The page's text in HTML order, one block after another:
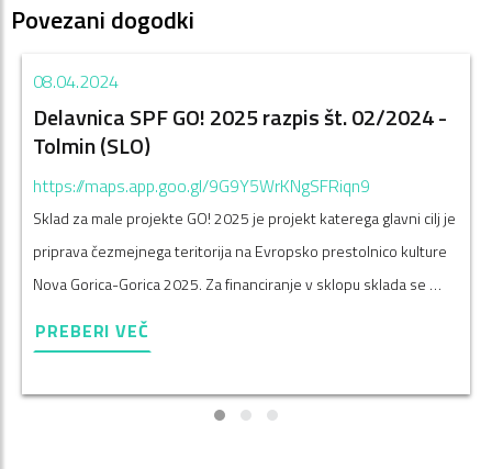
Povezani dogodki
08.04.2024
Delavnica SPF GO! 2025 razpis št. 02/2024 -
Tolmin (SLO)
https://maps.app.goo.gl/9G9Y5WrKNgSFRiqn9
Sklad za male projekte GO! 2025 je projekt katerega glavni cilj je
priprava čezmejnega teritorija na Evropsko prestolnico kulture
Nova Gorica-Gorica 2025. Za financiranje v sklopu sklada se …
PREBERI VEČ